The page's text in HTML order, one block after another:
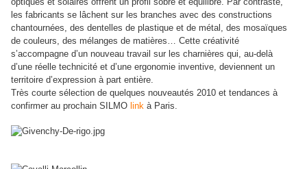
les fabricants se lâchent sur les branches avec des constructions
chantournées, des dentelles de plastique et de métal, des mosaïques
de couleurs, des mélanges de matières… Cette créativité
s’accompagne d’un nouveau travail sur les charnières qui, au-delà
d’une réelle technicité et d’une ergonomie inventive, deviennent un
territoire d’expression à part entière.
Très courte sélection de quelques nouveautés 2010 et tendances à
confirmer au prochain SILMO link à Paris.